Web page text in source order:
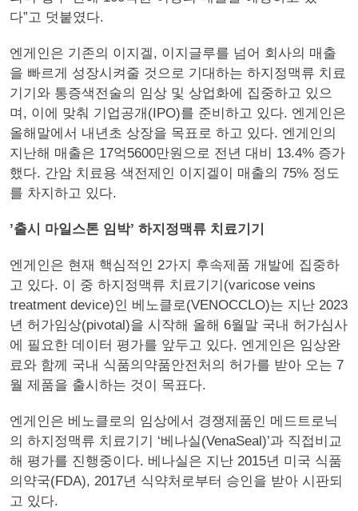
다”고 덧붙였다.
엔게인은 기존의 이지겔, 이지글루를 넘어 회사의 매출
을 빠르게 성장시켜줄 것으로 기대하는 하지정맥류 치료
기기와 통증색전술의 임상 및 상업화에 집중하고 있으
며, 이에 맞춰 기업공개(IPO)를 준비하고 있다. 엔게인은
올해말에서 내년초 상장을 목표로 하고 있다. 엔게인의
지난해 매출은 17억5600만원으로 전년 대비 13.4% 증가
했다. 간암 치료용 색전제인 이지겔이 매출의 75% 정도
를 차지하고 있다.
’출시 마일스톤 임박’ 하지정맥류 치료기기
엔게인은 현재 핵심적인 2가지 후속제품 개발에 집중하
고 있다. 이 중 하지정맥류 치료기기(varicose veins
treatment device)인 베노클로(VENOCCLO)는 지난 2023
년 허가임상(pivotal)을 시작해 올해 6월말 국내 허가심사
에 필요한 데이터 평가를 앞두고 있다. 엔게인은 임상완
료와 함께 국내 식품의약품안전처의 허가를 받아 오는 7
월 제품을 출시하는 것이 목표다.
엔게인은 베노클로의 임상에서 경쟁제품인 메드트로닉
의 하지정맥류 치료기기 ‘베나실(VenaSeal)’과 직접비교
해 평가를 진행중이다. 베나실은 지난 2015년 미국 식품
의약국(FDA), 2017년 식약처로부터 승인을 받아 시판되
고 있다.